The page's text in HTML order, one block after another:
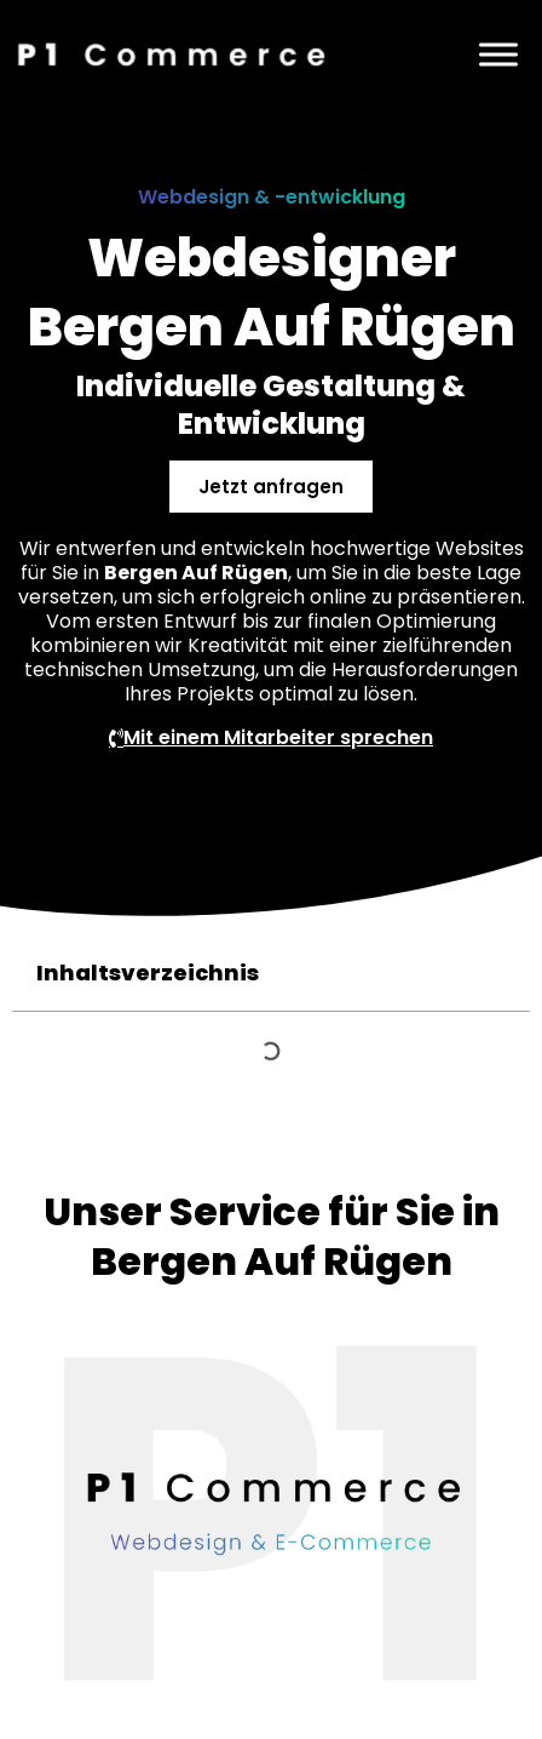
Webdesign & -entwicklung
Webdesigner
Bergen Auf Rügen
Individuelle Gestaltung &
Entwicklung
Jetzt anfragen
Wir entwerfen und entwickeln hochwertige Websites
für Sie in Bergen Auf Rügen, um Sie in die beste Lage
versetzen, um sich erfolgreich online zu präsentieren.
Vom ersten Entwurf bis zur finalen Optimierung
kombinieren wir Kreativität mit einer zielführenden
technischen Umsetzung, um die Herausforderungen
Ihres Projekts optimal zu lösen.
Mit einem Mitarbeiter sprechen
Inhaltsverzeichnis
Unser Service für Sie in
Bergen Auf Rügen